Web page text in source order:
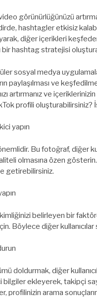
görünürlüğünüzü
hashtagler etkisiz
diğer içerikleri
bir hashtag stratejisi
sosyal medya
paylaşılması ve
artırmanız ve
profili oluşturabilirsiniz?
yapın
Bu fotoğraf, diğer
olmasına özen
getirebilirsiniz.
kimliğinizi belirleyen bir
Böylece diğer
doldurmak, diğer
bilgiler ekleyerek, takipçi
profilinizin arama